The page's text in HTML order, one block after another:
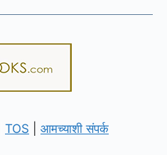
TOS
आमच्याशी संपर्क